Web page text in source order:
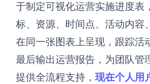
于制定可视化运营实施进度表
标、资源、时间点、活动内容
在同一张图表上呈现，跟踪活
最后输出运营报告，为团队管
提供全流程支持， 现在个人用